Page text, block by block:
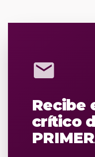
mail
Recibe
crítico